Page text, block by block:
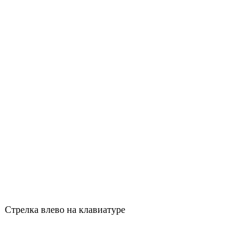
Стрелка влево на клавиатуре